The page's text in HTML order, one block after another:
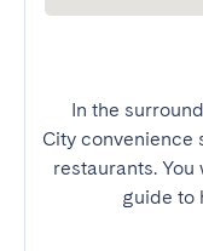
In the
City convenience
restaurants.
guide to